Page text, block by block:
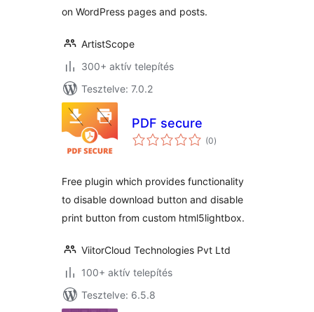
on WordPress pages and posts.
ArtistScope
300+ aktív telepítés
Tesztelve: 7.0.2
PDF secure
(0értékelés
összesen
)
Free plugin which provides functionality
to disable download button and disable
print button from custom html5lightbox.
ViitorCloud Technologies Pvt Ltd
100+ aktív telepítés
Tesztelve: 6.5.8